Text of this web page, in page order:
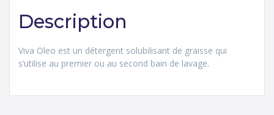
Description
Viva Oleo est un détergent solubilisant de graisse qui
s’utilise au premier ou au second bain de lavage.